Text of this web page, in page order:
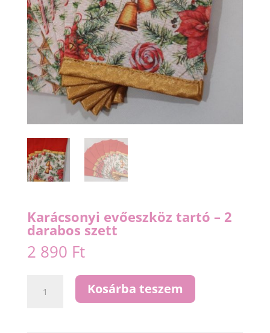
Karácsonyi evőeszköz tartó – 2
darabos szett
2 890 Ft
evőeszköz
Kosárba teszem